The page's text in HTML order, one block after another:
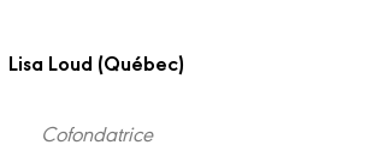
Lisa Loud (Québec)
Cofondatrice